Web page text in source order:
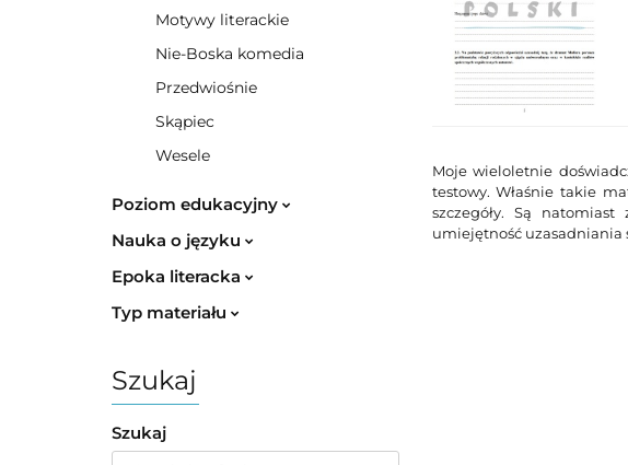
Motywy literackie
Nie-Boska komedia
Przedwiośnie
Skąpiec
Wesele
Poziom edukacyjny
Nauka o języku
Epoka literacka
Typ materiału
Szukaj
Szukaj
Moje wieloletnie
testowy. Właśnie takie
szczegóły. Są
umiejętność uzasadniania